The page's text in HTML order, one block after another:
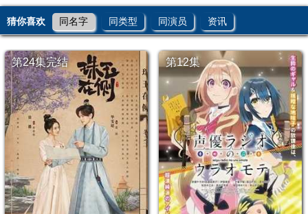
猜你喜欢 同名字 同类型 同演员 资讯
第24集完结 第12集